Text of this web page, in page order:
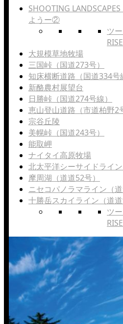
SHOOTING
ようー②
ツ
大規模草地牧場
三国峠（国道273号）
知床横断道路（国道334号
新酪農村展望台
日勝峠（国道274号線）
恵山登山道路（市道柏野2
宗谷丘陵
美幌峠（国道243号）
能取岬
ナイタイ高原牧場
北太平洋シーサイドライ
摩周湖（道道52号）
ニセコパノラマライン（道
十勝岳スカイライン（道道
ツ